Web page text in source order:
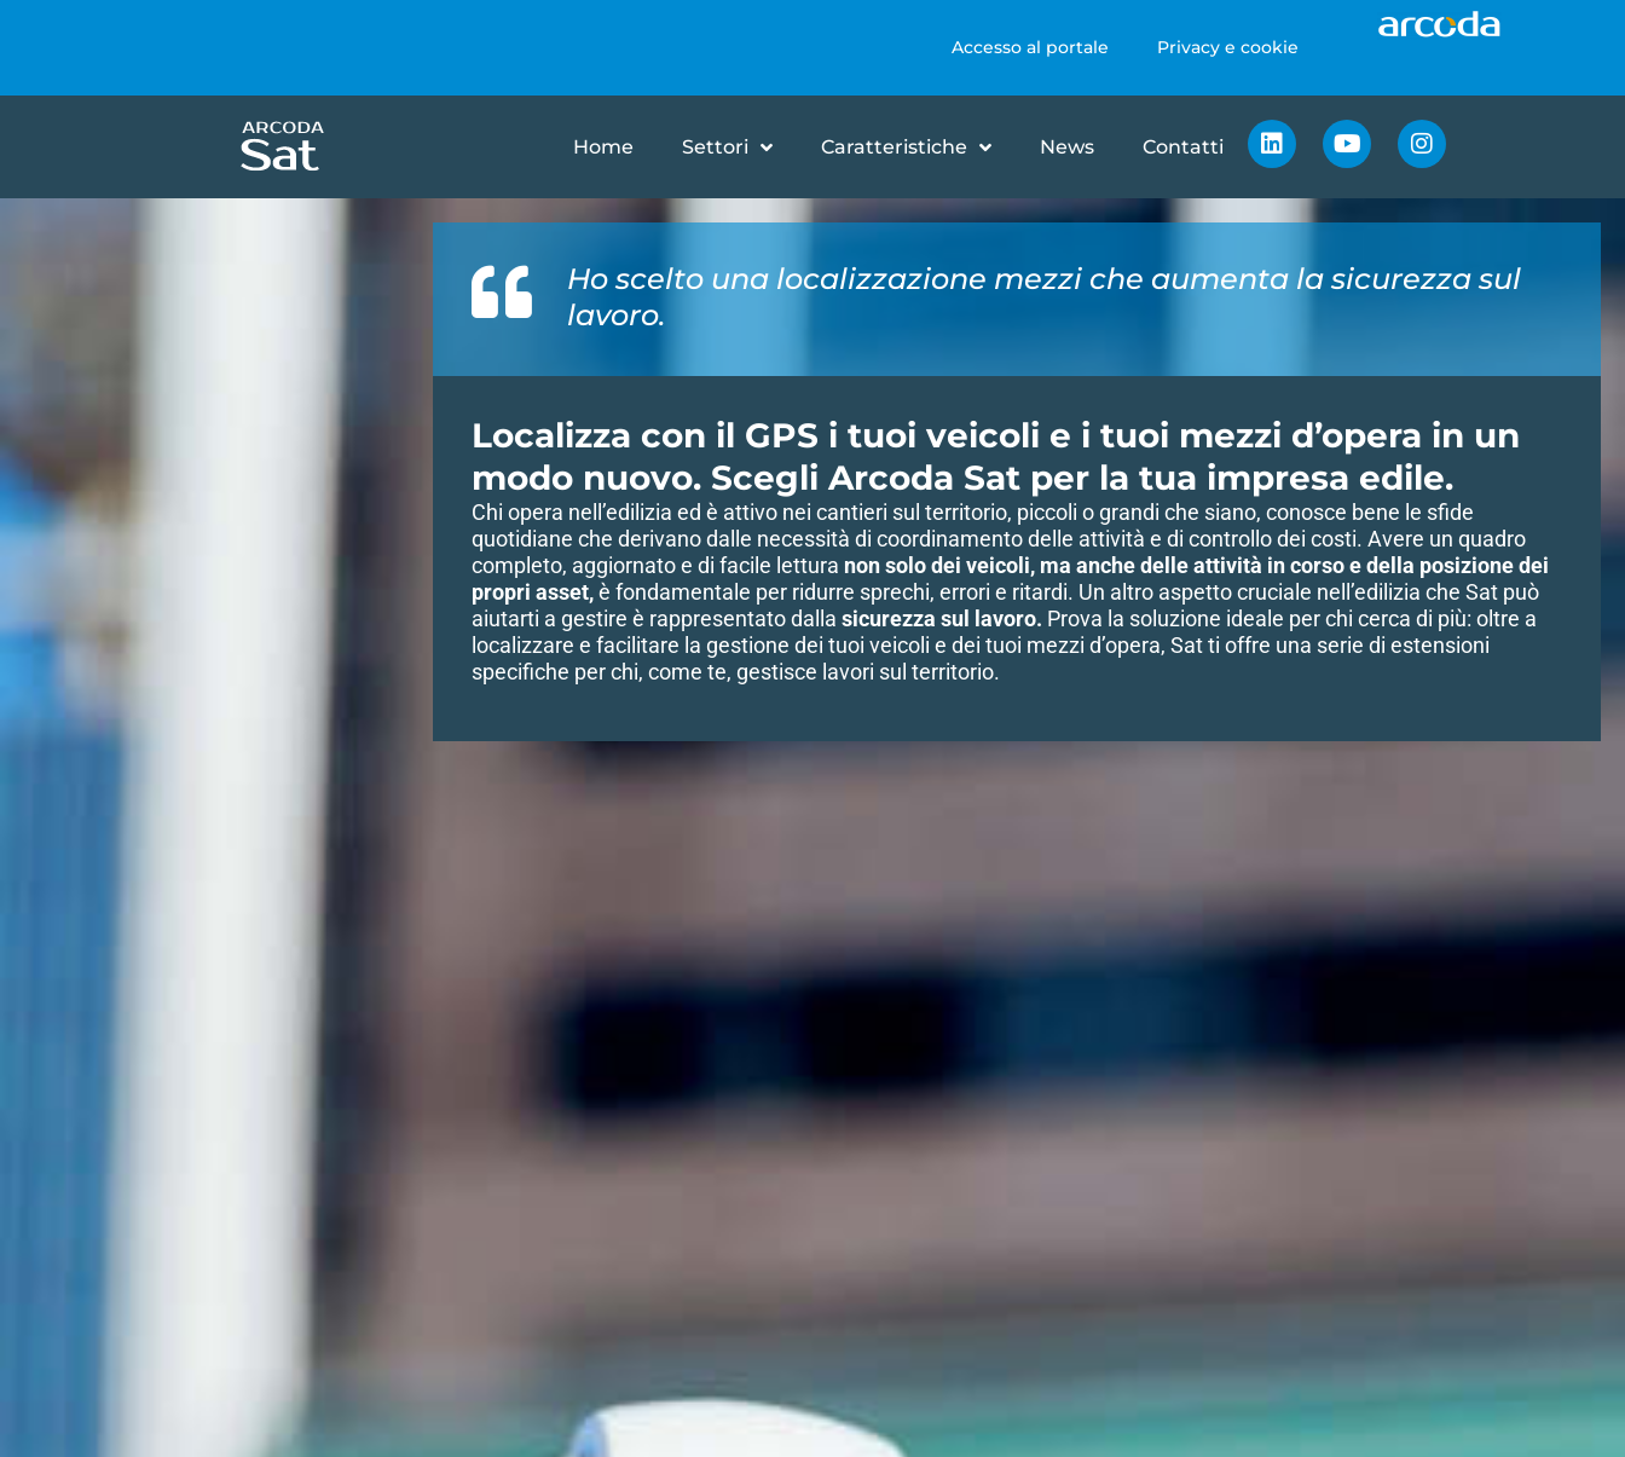
Accesso al portale Privacy e cookie
Home Settori Caratteristiche News Contatti
Ho scelto una localizzazione mezzi che aumenta la sicurezza sul
lavoro.
Localizza con il GPS i tuoi veicoli e i tuoi mezzi d’opera in un
modo nuovo. Scegli Arcoda Sat per la tua impresa edile.
Chi opera nell’edilizia ed è attivo nei cantieri sul territorio, piccoli o grandi che siano, conosce bene le sfide
quotidiane che derivano dalle necessità di coordinamento delle attività e di controllo dei costi. Avere un quadro
completo, aggiornato e di facile lettura non solo dei veicoli, ma anche delle attività in corso e della posizione dei
propri asset,è fondamentale per ridurre sprechi, errori e ritardi. Un altro aspetto cruciale nell’edilizia che Sat può
aiutarti a gestire è rappresentato dalla sicurezza sul lavoro. Prova la soluzione ideale per chi cerca di più: oltre a
localizzare e facilitare la gestione dei tuoi veicoli e dei tuoi mezzi d’opera, Sat ti offre una serie di estensioni
specifiche per chi, come te, gestisce lavori sul territorio.